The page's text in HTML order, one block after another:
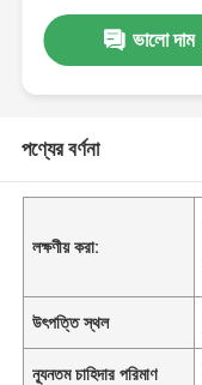
ভালো দাম
পণ্যের বর্ণনা
লক্ষণীয় করা:
উৎপত্তি স্থল
ন্যূনতম চাহিদার পরিমাণ